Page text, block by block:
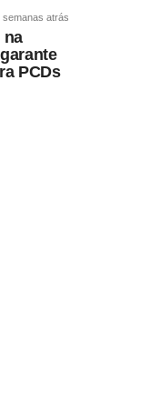
semanas atrás
na
PCDs